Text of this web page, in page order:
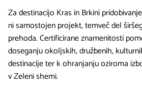
Za destinacijo Kras in Brkini
ni samostojen projekt, temveč del
prehoda. Certificirane znamenitosti
doseganju okoljskih, družbenih,
destinacije ter k ohranjanju oziroma
v Zeleni shemi.